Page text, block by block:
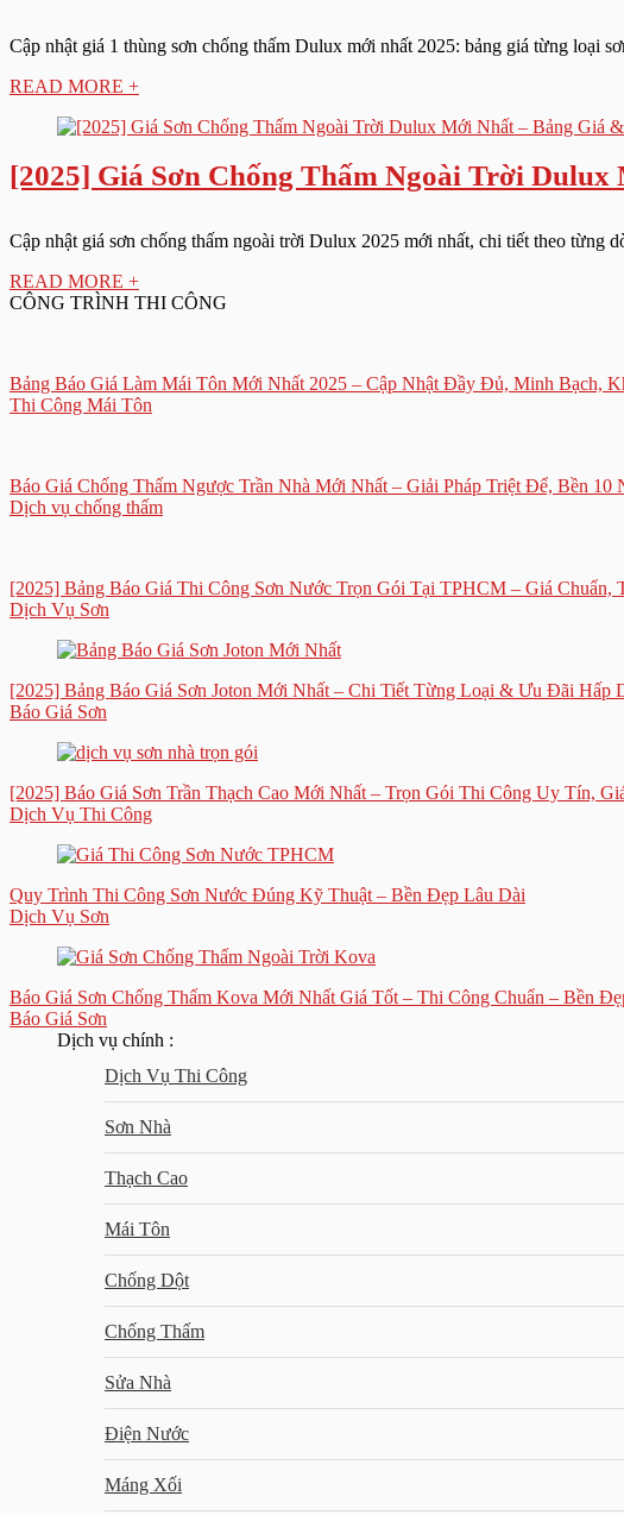
Cập nhật giá 1 thùng sơn chống thấm Dulux mới nhất 2025: bảng giá từng loại
READ MORE +
[2025] Giá Sơn Chống Thấm Ngoài Trời
Cập nhật giá sơn chống thấm ngoài trời Dulux 2025 mới nhất, chi tiết theo từng
READ MORE +
CÔNG TRÌNH THI CÔNG
Bảng Báo Giá Làm Mái Tôn Mới Nhất 2025 – Cập Nhật Đầy Đủ, Minh Bạch,
Thi Công Mái Tôn
Báo Giá Chống Thấm Ngược Trần Nhà Mới Nhất – Giải Pháp Triệt Để, Bền 10
Dịch vụ chống thấm
[2025] Bảng Báo Giá Thi Công Sơn Nước Trọn Gói Tại TPHCM – Giá Chuẩn,
Dịch Vụ Sơn
[2025] Bảng Báo Giá Sơn Joton Mới Nhất – Chi Tiết Từng Loại & Ưu Đãi Hấp
Báo Giá Sơn
[2025] Báo Giá Sơn Trần Thạch Cao Mới Nhất – Trọn Gói Thi Công Uy Tín,
Dịch Vụ Thi Công
Quy Trình Thi Công Sơn Nước Đúng Kỹ Thuật – Bền Đẹp Lâu Dài
Dịch Vụ Sơn
Báo Giá Sơn Chống Thấm Kova Mới Nhất Giá Tốt – Thi Công Chuẩn – Bền
Báo Giá Sơn
Dịch vụ chính :
Dịch Vụ Thi Công
Sơn Nhà
Thạch Cao
Mái Tôn
Chống Dột
Chống Thấm
Sửa Nhà
Điện Nước
Máng Xối